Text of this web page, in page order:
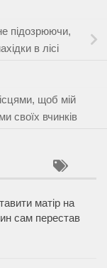
підозрюючи,
в лісі
щоб мій
своїх вчинків
матір на
сам перестав